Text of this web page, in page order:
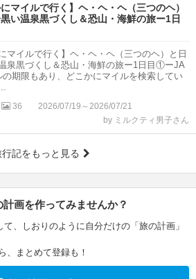
にマイルで行く】ヘ・ヘ・ヘ（三つのヘ）
い温泉黒づくし＆恐山・海鮮の旅ー1日
マイルで行く】ヘ・ヘ・ヘ（三つのヘ）と日
泉黒づくし＆恐山・海鮮の旅ー1日目①ーJA
の期限もあり、どこかにマイルを検索してい
36
2026/07/19～2026/07/21
by ミルクティ男子さん
行記をもっと見る
画を作ってみませんか？
、しおりのように自分だけの「旅の計画」
、まとめて登録も！